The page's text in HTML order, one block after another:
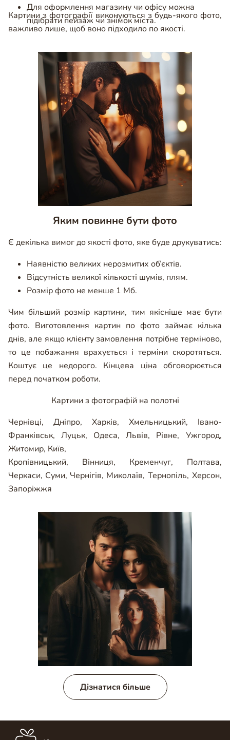
Для оформлення магазину чи офісу можна
підібрати пейзаж чи знімок міста.
Картини з фотографії виконуються з будь-якого фото,
важливо лише, щоб воно підходило по якості.
Яким повинне бути фото
Є декілька вимог до якості фото, яке буде друкуватись:
Наявністю великих нерозмитих об’єктів.
Відсутність великої кількості шумів, плям.
Розмір фото не менше 1 Мб.
Чим більший розмір картини, тим якісніше має бути
фото. Виготовлення картин по фото займає кілька
днів, але якщо клієнту замовлення потрібне терміново,
то це побажання врахується і терміни скоротяться.
Коштує це недорого. Кінцева ціна обговорюється
перед початком роботи.
Картини з фотографій на полотні
Чернівці, Дніпро, Харків, Хмельницький, Івано-
Франківськ, Луцьк, Одеса, Львів, Рівне, Ужгород,
Житомир, Київ,
Кропівницький, Вінниця, Кременчуг, Полтава,
Черкаси, Суми, Чернігів, Миколаїв, Тернопіль, Херсон,
Запоріжжя
Дізнатися більше